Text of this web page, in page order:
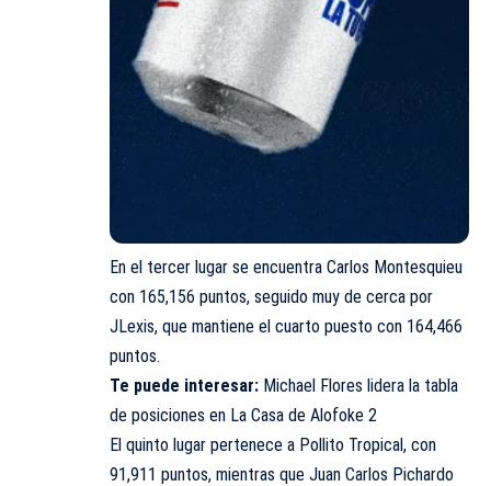
En el tercer lugar se encuentra Carlos Montesquieu
con 165,156 puntos, seguido muy de cerca por
JLexis, que mantiene el cuarto puesto con 164,466
puntos.
Te puede interesar: Michael Flores lidera la tabla
de posiciones en La Casa de Alofoke 2
El quinto lugar pertenece a Pollito Tropical, con
91,911 puntos, mientras que Juan Carlos Pichardo